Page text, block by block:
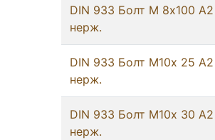
DIN 933 Болт М 8х100 А2
нерж.
DIN 933 Болт М10х 25 А2
нерж.
DIN 933 Болт М10х 30 А2
нерж.